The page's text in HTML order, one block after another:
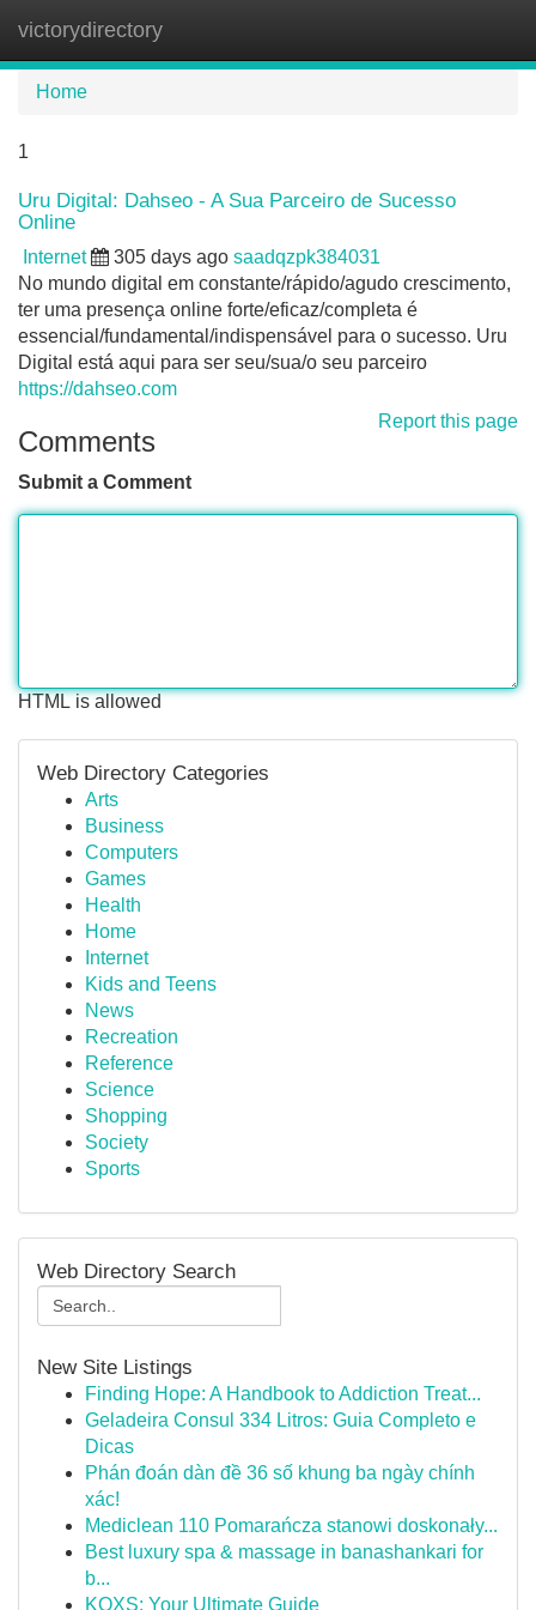
victorydirectory
Home
1
Uru Digital: Dahseo - A Sua Parceiro de Sucesso
Online
Internet 305 days ago saadqzpk384031
No mundo digital em constante/rápido/agudo crescimento,
ter uma presença online forte/eficaz/completa é
essencial/fundamental/indispensável para o sucesso. Uru
Digital está aqui para ser seu/sua/o seu parceiro
https://dahseo.com
Report this page
Comments
Submit a Comment
HTML is allowed
Web Directory Categories
Arts
Business
Computers
Games
Health
Home
Internet
Kids and Teens
News
Recreation
Reference
Science
Shopping
Society
Sports
Web Directory Search
New Site Listings
Finding Hope: A Handbook to Addiction Treat...
Geladeira Consul 334 Litros: Guia Completo e
Dicas
Phán đoán dàn đề 36 số khung ba ngày chính
xác!
Mediclean 110 Pomarańcza stanowi doskonały...
Best luxury spa & massage in banashankari for
b...
KQXS: Your Ultimate Guide